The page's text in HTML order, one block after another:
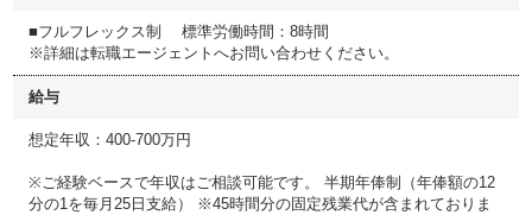
■フルフレックス制 標準労働時間：8時間
※詳細は転職エージェントへお問い合わせください。
給与
想定年収：400-700万円
※ご経験ベースで年収はご相談可能です。 半期年俸制（年俸額の12
分の1を毎月25日支給） ※45時間分の固定残業代が含まれておりま